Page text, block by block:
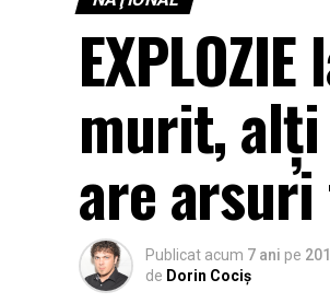
murit, alţi
are arsuri
Publicat acum 7 ani pe
de Dorin Cociș